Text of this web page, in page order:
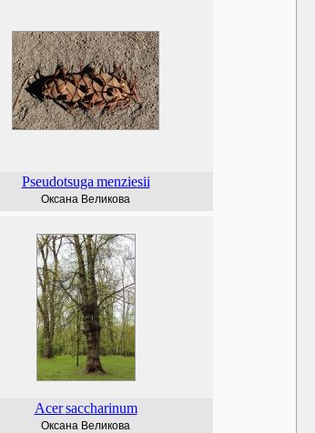
Pseudotsuga menziesii
Оксана Великова
Acer saccharinum
Оксана Великова